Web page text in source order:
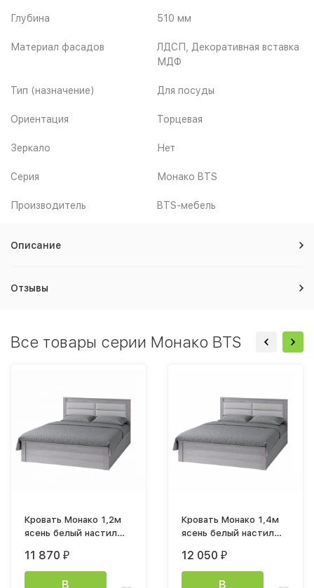
Глубина 510 мм
Материал фасадов
ЛДСП, Декоративная вставка
МДФ
Тип (назначение) Для посуды
Ориентация Торцевая
Зеркало Нет
Серия Монако BTS
Производитель BTS-мебель
Описание
Отзывы
Все товары серии Монако BTS
Кровать Монако 1,2м
ясень белый настил
11 870 ₽
В
Кровать Монако 1,4м
ясень белый настил
12 050 ₽
В